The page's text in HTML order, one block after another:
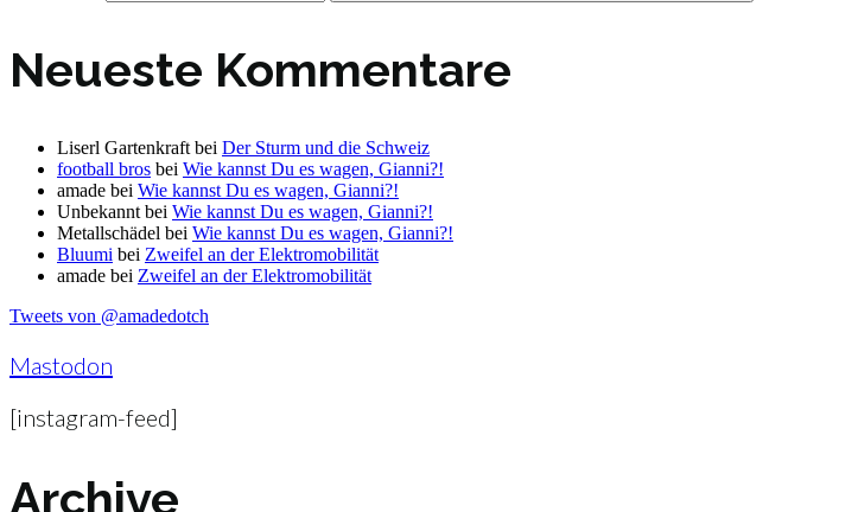
Neueste Kommentare
Liserl Gartenkraft bei Der Sturm und die Schweiz
football bros bei Wie kannst Du es wagen, Gianni?!
amade bei Wie kannst Du es wagen, Gianni?!
Unbekannt bei Wie kannst Du es wagen, Gianni?!
Metallschädel bei Wie kannst Du es wagen, Gianni?!
Bluumi bei Zweifel an der Elektromobilität
amade bei Zweifel an der Elektromobilität
Tweets von @amadedotch
Mastodon
[instagram-feed]
Archive